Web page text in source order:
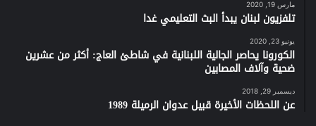
الثلث المعطل في ‏التشكيلة الوزارية وهو المطلب
الذي اعاق تشكيل الحكومة منذ البداية، مشيرا
إلى ان باسيل ابلغ موافقته هذه الى ممثل ‏الحزب
الذي التقاه منذ ايام‎.‎
وكشف رئيس كتلة “الوفاء للمقاومة” النائب
مارس 19, 2020
تلفزيون لبنان يبدأ البث التعليمي غدا
يونيو 23, 2020
الكورونا يحاصر الجالية اللبنانية في شاطئ العاج: أكثر من عشرين
ضحية وآلاف المصابين
ديسمبر 29, 2018
عن اللحظات الأخيرة قبيل عدوان الرميلة 1989